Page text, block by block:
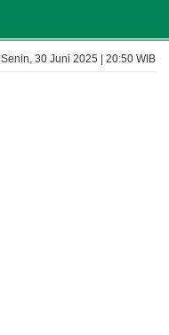
Senin, 30 Juni 2025 | 20:50 WIB